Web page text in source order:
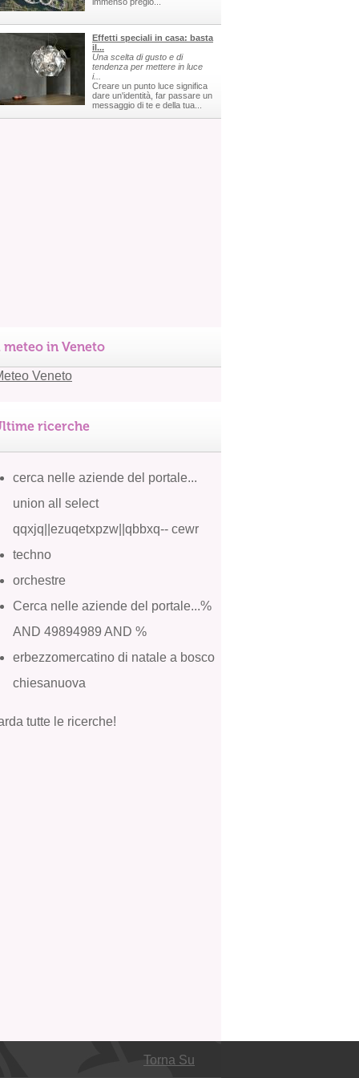
Effetti speciali in casa: basta
il...
Una scelta di gusto e di
tendenza per mettere in luce
i...
Creare un punto luce significa
dare un'identità, far passare un
messaggio di te e della tua...
meteo in Veneto
ricerche
cerca nelle aziende del portale...
union all select
qqxjq||ezuqetxpzw||qbbxq-- cewr
techno
orchestre
Cerca nelle aziende del portale...%
AND 49894989 AND %
erbezzomercatino di natale a bosco
chiesanuova
tutte le ricerche!
Torna Su